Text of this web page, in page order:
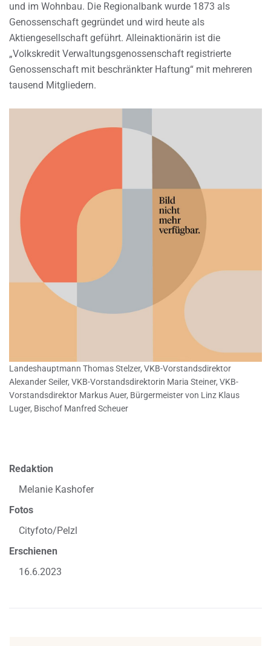
und im Wohnbau. Die Regionalbank wurde 1873 als
Genossenschaft gegründet und wird heute als
Aktiengesellschaft geführt. Alleinaktionärin ist die
„Volkskredit Verwaltungsgenossenschaft registrierte
Genossenschaft mit beschränkter Haftung“ mit mehreren
tausend Mitgliedern.
Landeshauptmann Thomas Stelzer, VKB-Vorstandsdirektor
Alexander Seiler, VKB-Vorstandsdirektorin Maria Steiner, VKB-
Vorstandsdirektor Markus Auer, Bürgermeister von Linz Klaus
Luger, Bischof Manfred Scheuer
Redaktion
Melanie Kashofer
Fotos
Cityfoto/Pelzl
Erschienen
16.6.2023